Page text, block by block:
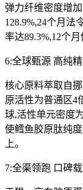
弹力纤维密度增
128.9%,24个月法
率达89.3%,12个月
6:全球甄源 高纯
核心原料萃取自
原活性为普通区4
球,活性单元密度
使鳕鱼胶原肽纯
上。
7:全渠领跑 口碑